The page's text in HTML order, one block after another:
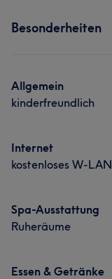
Besonderheiten
Allgemein
kinderfreundlich
Internet
kostenloses W-LAN
Spa-Ausstattung
Ruheräume
Essen & Getränke